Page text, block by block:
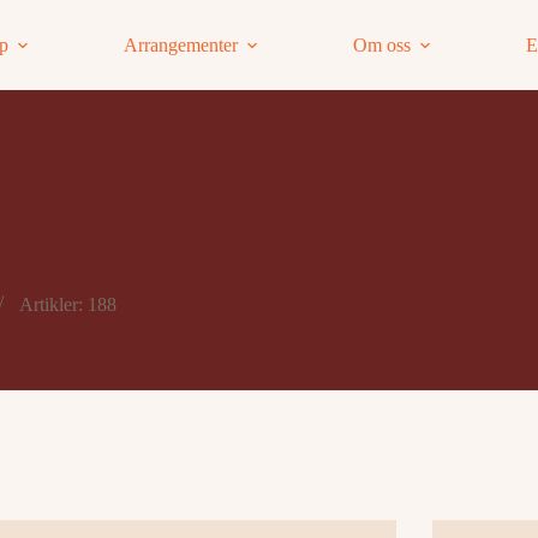
Arrangementer Om oss
Artikler: 188